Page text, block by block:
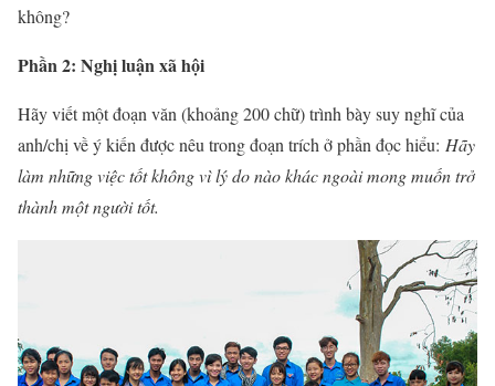
không?
Phần 2: Nghị luận xã hội
Hãy viết một đoạn văn (khoảng 200 chữ) trình bày suy nghĩ của
anh/chị về ý kiến được nêu trong đoạn trích ở phần đọc hiểu: Hãy
làm những việc tốt không vì lý do nào khác ngoài mong muốn trở
thành một người tốt.